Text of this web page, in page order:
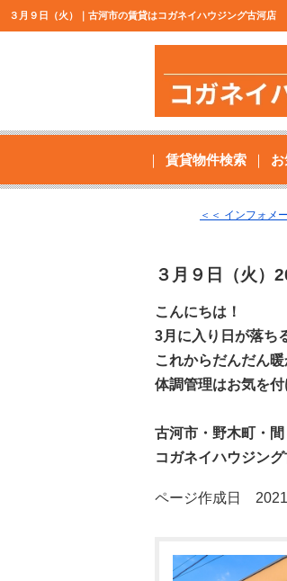
３月９日（火）｜古河市の賃貸はコガネイハウジング古河店
賃貸物件検索
＜＜ インフォメ
３月９日（火）
こんにちは！
3月に入り日が落ち
これからだんだん
体調管理はお気を
古河市・野木町・間
コガネイハウジン
ページ作成日